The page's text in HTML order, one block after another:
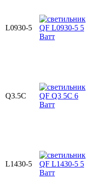
L0930-5
Q3.5C
L1430-5